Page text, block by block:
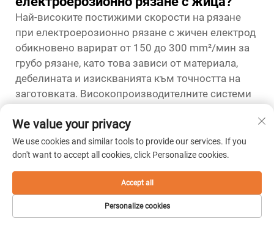
Най-високите постижими скорости на рязане
при електроерозионно рязане с жичен електрод
обикновено варират от 150 до 300 mm²/мин за
грубо рязане, като това зависи от материала,
дебелината и изискванията към точността на
заготовката. Високопроизводителните системи
скорости до 400 mm²/мин при благоприятни
условия за рязане. Всъщност обаче скоростта на
рязане трябва да се балансира спрямо
изискванията към повърхностната шлифовка,
размерната точност и стабилността на жичния
електрод, за да се осигури надеждна
производителност при машинната обработка.
We value your privacy
We use cookies and similar tools to provide our services. If you
don't want to accept all cookies, click Personalize cookies.
Personalize cookies
Accept all